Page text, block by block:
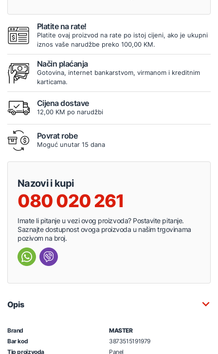
Platite na rate!
Platite ovaj proizvod na rate po istoj cijeni, ako je ukupni
iznos vaše narudžbe preko 100,00 KM.
Način plaćanja
Gotovina, internet bankarstvom, virmanom i kreditnim
karticama.
Cijena dostave
12,00 KM po narudžbi
Povrat robe
Moguć unutar 15 dana
Nazovi i kupi
080 020 261
Imate li pitanje u vezi ovog proizvoda? Postavite pitanje.
Saznajte dostupnost ovoga proizvoda u našim trgovinama
pozivom na broj.
Opis
Brand
MASTER
Bar kod
3873515191979
Tip proizvoda
Panel